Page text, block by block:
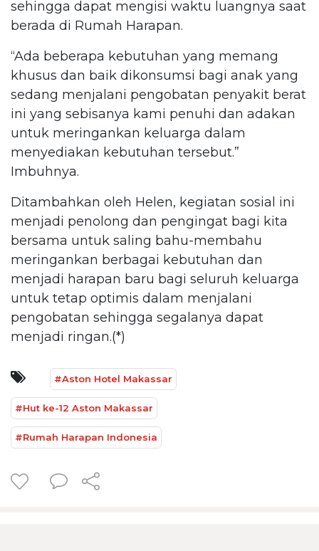
sehingga dapat mengisi waktu luangnya saat
berada di Rumah Harapan.
“Ada beberapa kebutuhan yang memang
khusus dan baik dikonsumsi bagi anak yang
sedang menjalani pengobatan penyakit berat
ini yang sebisanya kami penuhi dan adakan
untuk meringankan keluarga dalam
menyediakan kebutuhan tersebut.”
Imbuhnya.
Ditambahkan oleh Helen, kegiatan sosial ini
menjadi penolong dan pengingat bagi kita
bersama untuk saling bahu-membahu
meringankan berbagai kebutuhan dan
menjadi harapan baru bagi seluruh keluarga
untuk tetap optimis dalam menjalani
pengobatan sehingga segalanya dapat
menjadi ringan.(*)
#Aston Hotel Makassar
#Hut ke-12 Aston Makassar
#Rumah Harapan Indonesia